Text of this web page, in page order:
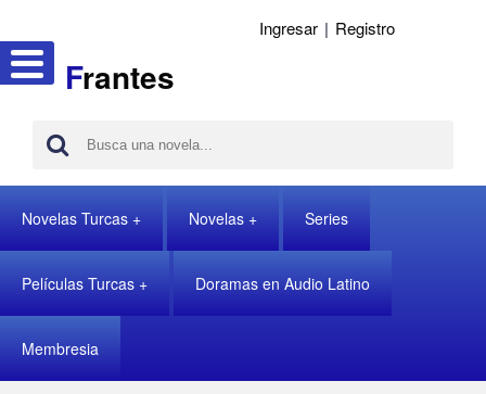
Frantes
Ingresar | Registro
Novelas Turcas Novelas Series
Películas Turcas Doramas en Audio Latino
Membresia